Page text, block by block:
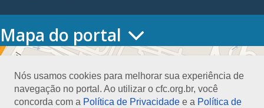
Nós usamos cookies para melhorar sua experiência de
navegação no portal. Ao utilizar o cfc.org.br, você
concorda com a Política de Privacidade e a Política de
Mapa do portal
HOME
Conselho Diretor
Nossa Sede
Planejamento